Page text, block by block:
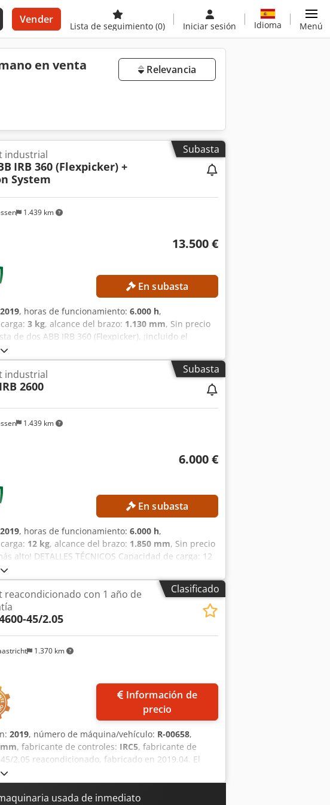
Vender
Lista de seguimiento (0) Iniciar sesión Idioma Menú
en venta Relevancia
Subasta
1.439 km
industrial
IRB 360 (Flexpicker) +
System
13.500 €
En subasta
2019, horas de funcionamiento: 6.000 h,
3 kg, alcance del brazo: 1.130 mm, Sin precio
de dos ABB IRB 360 (Flexpicker), ¡incluido el
Csdpeznh T Eofx An Ijha Diámetro del área de
0,03–0,1 mm Precisión de repetición de la
120 kg Tensión de red: 200–600 V Frecuencia de
kW Carga útil en el ciclo de recogida y
Humedad relativa: máx. 95 % Nivel de ruido: < 70
6000 h
Subasta
1.439 km
industrial
IRB 2600
6.000 €
En subasta
2019, horas de funcionamiento: 6.000 h,
12 kg, alcance del brazo: 1.850 mm, Sin precio
DETALLES TÉCNICOS Capacidad de carga: 12
Aoznh Tfen Iea Horas de funcionamiento: 6.000
control + colgante flexible y software ProfiNet I/O
Clasificado
1.370 km
reacondicionado con 1 año de
45/2.05
precio
2019, número de máquina/vehículo: R-00658,
, fabricante de controles: IRC5, fabricante de
2.05 reacondicionado, fabricado en 2019.04. El
Flexpendant DSQC679. Nuestros expertos
llevamos a cabo un servicio de mantenimiento
aceite para determinar la cantidad de partículas
usada de inmediato